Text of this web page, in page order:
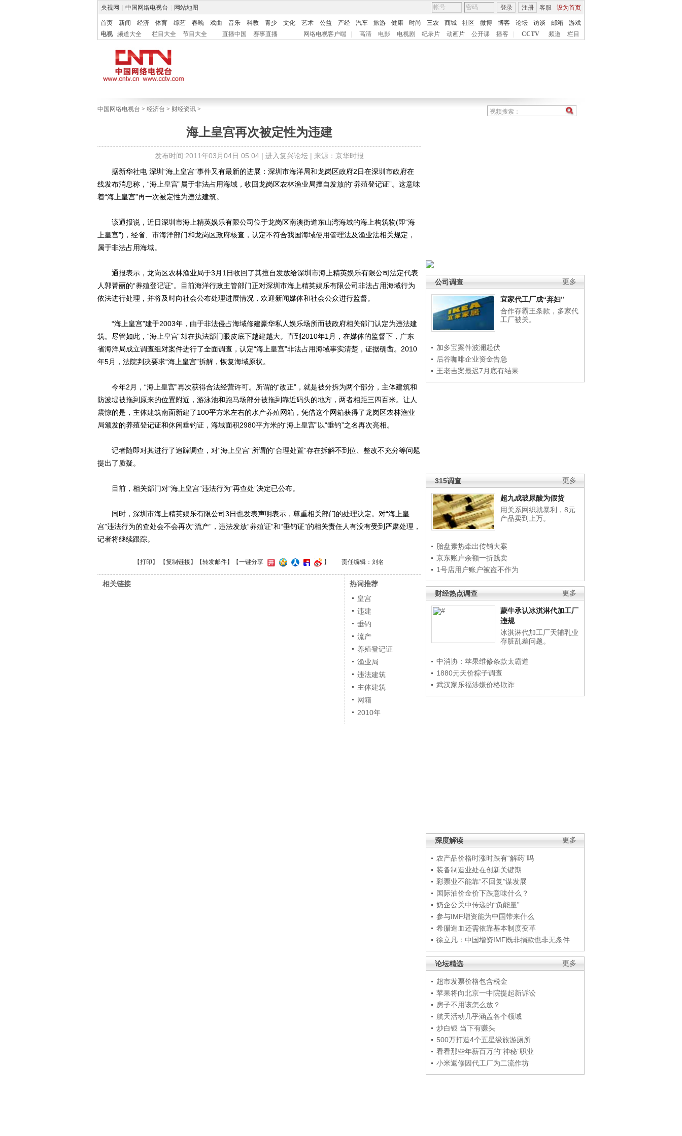
央视网 中国网络电视台 网站地图 客服 设为首页
登录 注册
首页 新闻 经济 体育 综艺 春晚 戏曲 音乐 科教 青少 文化 艺术 公益 产经 汽车 旅游 健康 时尚 三农 商城 社区 微博 博客 论坛 访谈 邮箱
游戏
电视
频道大全 栏目大全 节目大全 直播中国 赛事直播 网络电视客户端 高清 电影 电视剧 纪录片 动画片 公开课 播客 CCTV 频道 栏目
中国网络电视台 > 经济台 > 财经资讯 >
海上皇宫再次被定性为违建
发布时间:2011年03月04日 05:04 | 进入复兴论坛| 来源：京华时报
更多
公司调查
宜家代工厂成“弃妇”
合作存霸王条款，多家代
工厂被关。
加多宝案件波澜起伏
后谷咖啡企业资金告急
王老吉案最迟7月底有结果
更多
315调查
超九成玻尿酸为假货
用关系网织就暴利，8元
产品卖到上万。
胎盘素热牵出传销大案
京东账户余额一折贱卖
1号店用户账户被盗不作为
更多
财经热点调查
蒙牛承认冰淇淋代加工厂
违规
冰淇淋代加工厂天辅乳业
存脏乱差问题。
中消协：苹果维修条款太霸道
1880元天价粽子调查
武汉家乐福涉嫌价格欺诈
更多
深度解读
农产品价格时涨时跌有“解药”吗
装备制造业处在创新关键期
彩票业不能靠“不回复”谋发展
国际油价金价下跌意味什么？
奶企公关中传递的“负能量”
参与IMF增资能为中国带来什么
希腊造血还需依靠基本制度变革
徐立凡：中国增资IMF既非捐款也非无条件
更多
论坛精选
超市发票价格包含税金
苹果将向北京一中院提起新诉讼
房子不用该怎么放？
航天活动几乎涵盖各个领域
炒白银 当下有赚头
500万打造4个五星级旅游厕所
看看那些年薪百万的“神秘”职业
小米返修因代工厂为二流作坊
据新华社电 深圳“海上皇宫”事件又有最新的进展：深圳市海洋局和龙岗区政府2日在深圳市政府在
线发布消息称，“海上皇宫”属于非法占用海域，收回龙岗区农林渔业局擅自发放的“养殖登记证”。这意味
着“海上皇宫”再一次被定性为违法建筑。
该通报说，近日深圳市海上精英娱乐有限公司位于龙岗区南澳街道东山湾海域的海上构筑物(即“海
上皇宫”)，经省、市海洋部门和龙岗区政府核查，认定不符合我国海域使用管理法及渔业法相关规定，
属于非法占用海域。
通报表示，龙岗区农林渔业局于3月1日收回了其擅自发放给深圳市海上精英娱乐有限公司法定代表
人郭菁丽的“养殖登记证”。目前海洋行政主管部门正对深圳市海上精英娱乐有限公司非法占用海域行为
依法进行处理，并将及时向社会公布处理进展情况，欢迎新闻媒体和社会公众进行监督。
“海上皇宫”建于2003年，由于非法侵占海域修建豪华私人娱乐场所而被政府相关部门认定为违法建
筑。尽管如此，“海上皇宫”却在执法部门眼皮底下越建越大。直到2010年1月，在媒体的监督下，广东
省海洋局成立调查组对案件进行了全面调查，认定“海上皇宫”非法占用海域事实清楚，证据确凿。2010
年5月，法院判决要求“海上皇宫”拆解，恢复海域原状。
今年2月，“海上皇宫”再次获得合法经营许可。所谓的“改正”，就是被分拆为两个部分，主体建筑和
防波堤被拖到原来的位置附近，游泳池和跑马场部分被拖到靠近码头的地方，两者相距三四百米。让人
震惊的是，主体建筑南面新建了100平方米左右的水产养殖网箱，凭借这个网箱获得了龙岗区农林渔业
局颁发的养殖登记证和休闲垂钓证，海域面积2980平方米的“海上皇宫”以“垂钓”之名再次亮相。
记者随即对其进行了追踪调查，对“海上皇宫”所谓的“合理处置”存在拆解不到位、整改不充分等问题
提出了质疑。
目前，相关部门对“海上皇宫”违法行为“再查处”决定已公布。
同时，深圳市海上精英娱乐有限公司3日也发表声明表示，尊重相关部门的处理决定。对“海上皇
宫”违法行为的查处会不会再次“流产”，违法发放“养殖证”和“垂钓证”的相关责任人有没有受到严肃处理，
记者将继续跟踪。
【打印 】 【复制链接】【转发邮件】 【一键分享 】 责任编辑：刘名
相关链接
热词推荐
皇宫
违建
垂钓
流产
养殖登记证
渔业局
违法建筑
主体建筑
网箱
2010年